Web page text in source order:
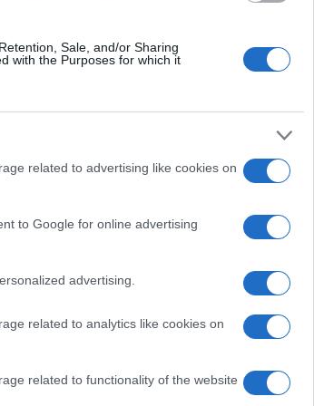
Sale, and/or Sharing
with the Purposes for which it
related to advertising like cookies on
to Google for online advertising
advertising.
related to analytics like cookies on
related to functionality of the website
Ma bisogna
in